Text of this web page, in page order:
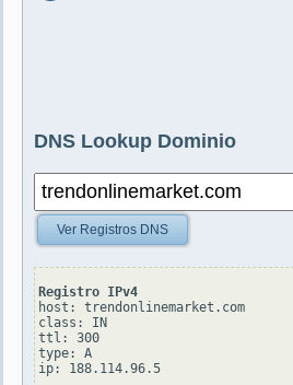
DNS Lookup Dominio
Ver Registros DNS
Registro IPv4
host: trendonlinemarket.com
class: IN
ttl: 300
type: A